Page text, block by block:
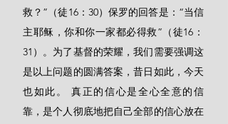
救？”（徒16：30）保罗的回答是：“当信
主耶稣，你和你一家都必得救”（徒16：
31）。为了基督的荣耀，我们需要强调这
是以上问题的圆满答案，昔日如此，今天
也如此。 真正的信心是全心全意的信
靠，是个人彻底地把自己全部的信心放在